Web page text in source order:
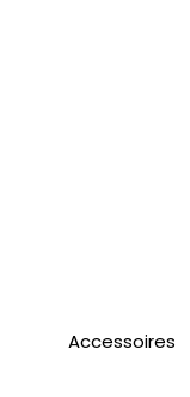
Accessoires